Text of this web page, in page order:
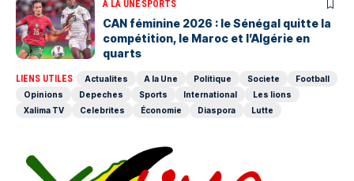
A LA UNESPORTS
‎CAN féminine 2026 : le Sénégal quitte la
compétition, le Maroc et l’Algérie en
quarts
LIENS UTILES Actualites A la Une Politique Societe
Football
Opinions
Depeches Sports International
Les lions
Xalima TV
Celebrites Économie Diaspora Lutte